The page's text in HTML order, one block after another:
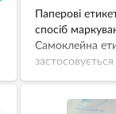
Паперові
спосіб
Самоклейна